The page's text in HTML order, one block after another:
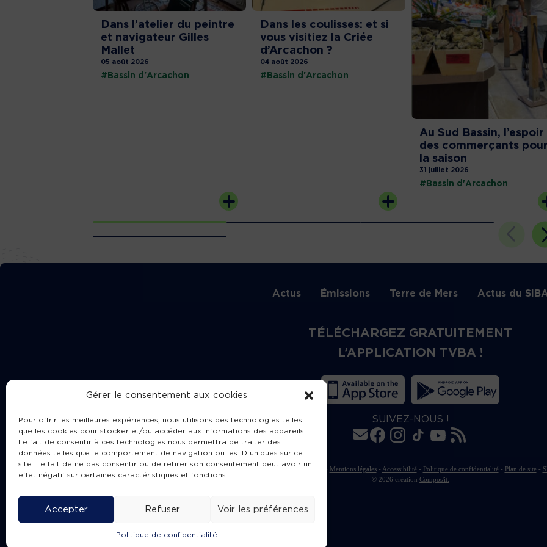
Gérer le consentement aux cookies
Pour offrir les meilleures expériences, nous utilisons des technologies telles
que les cookies pour stocker et/ou accéder aux informations des appareils.
Le fait de consentir à ces technologies nous permettra de traiter des
données telles que le comportement de navigation ou les ID uniques sur ce
site. Le fait de ne pas consentir ou de retirer son consentement peut avoir un
effet négatif sur certaines caractéristiques et fonctions.
Accepter Refuser Voir les préférences
Politique de confidentialité
Dans l’atelier du peintre
et navigateur Gilles
Mallet
05 août 2026
#Bassin d'Arcachon
Dans les coulisses: et si
vous visitiez la Criée
d’Arcachon ?
04 août 2026
#Bassin d'Arcachon
Au Sud Bassin, l’espoir
des commerçants pour
la saison
31 juillet 2026
#Bassin d'Arcachon
Actus Émissions Terre de Mers Actus du
TÉLÉCHARGEZ GRATUITEMENT
L’APPLICATION TVBA !
SUIVEZ-NOUS !
Charte de publication Mentions légales- Accessibilité- Politique de confidentialité- Plan de site-
© 2026 création Compos'it.